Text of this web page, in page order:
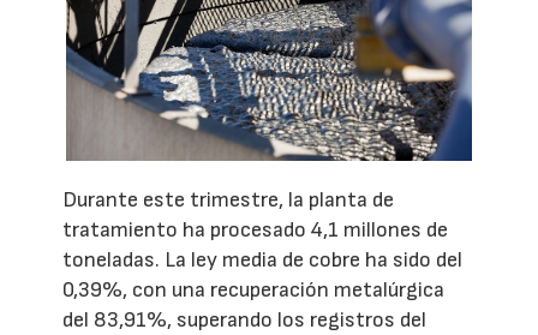
Durante este trimestre, la planta de
tratamiento ha procesado 4,1 millones de
toneladas. La ley media de cobre ha sido del
0,39%, con una recuperación metalúrgica
del 83,91%, superando los registros del